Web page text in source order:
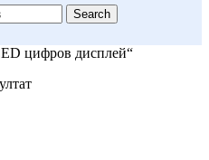
Search
цифров дисплей“